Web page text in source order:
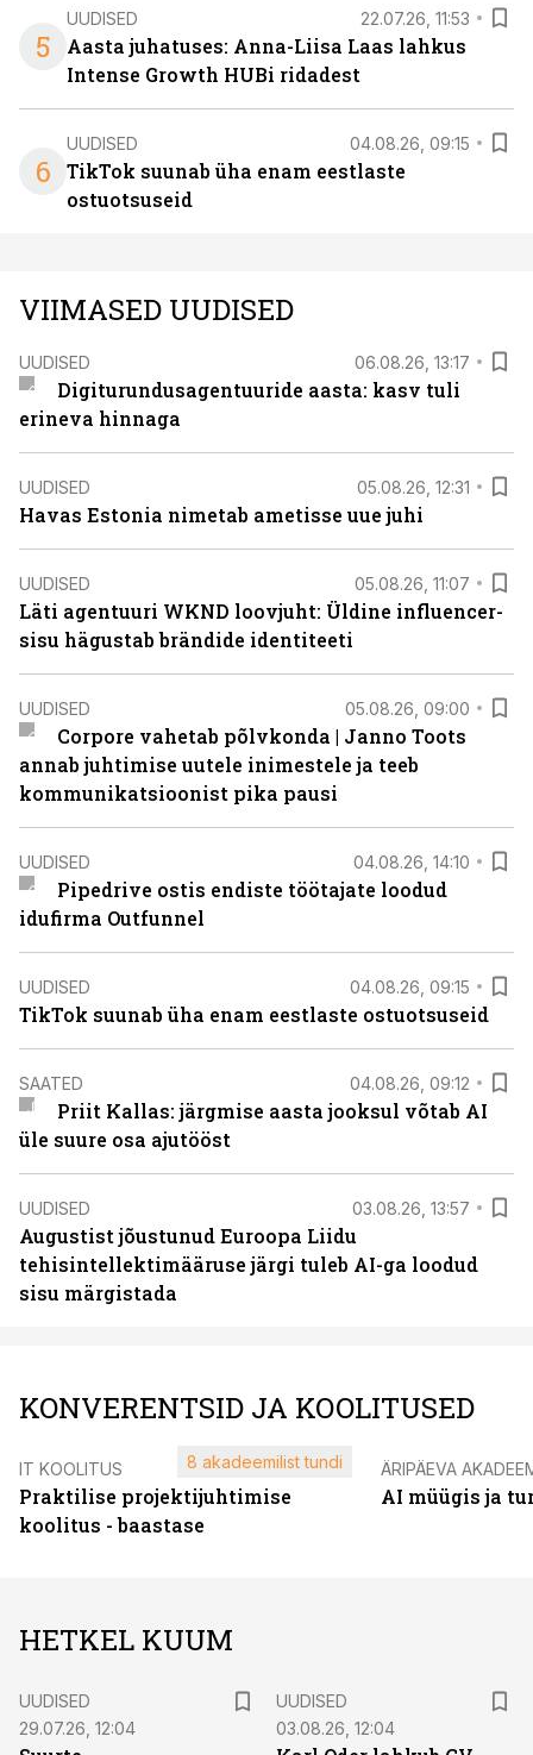
5
UUDISED 22.07.26, 11:53
Aasta juhatuses: Anna-Liisa Laas lahkus
Intense Growth HUBi ridadest
6
UUDISED 04.08.26, 09:15
TikTok suunab üha enam eestlaste
ostuotsuseid
VIIMASED UUDISED
UUDISED 06.08.26, 13:17
Digiturundusagentuuride aasta: kasv tuli
erineva hinnaga
UUDISED 05.08.26, 12:31
Havas Estonia nimetab ametisse uue juhi
UUDISED 05.08.26, 11:07
Läti agentuuri WKND loovjuht: Üldine influencer-
sisu hägustab brändide identiteeti
UUDISED 05.08.26, 09:00
Corpore vahetab põlvkonda | Janno Toots
annab juhtimise uutele inimestele ja teeb
kommunikatsioonist pika pausi
UUDISED 04.08.26, 14:10
Pipedrive ostis endiste töötajate loodud
idufirma Outfunnel
UUDISED 04.08.26, 09:15
TikTok suunab üha enam eestlaste ostuotsuseid
SAATED 04.08.26, 09:12
Priit Kallas: järgmise aasta jooksul võtab AI
üle suure osa ajutööst
UUDISED 03.08.26, 13:57
Augustist jõustunud Euroopa Liidu
tehisintellektimääruse järgi tuleb AI-ga loodud
sisu märgistada
KONVERENTSID JA KOOLITUSED
IT KOOLITUS
Praktilise projektijuhtimise
koolitus - baastase
8 akadeemilist tundi ÄRIPÄEVA
AI müügis ja
HETKEL KUUM
UUDISED
29.07.26, 12:04
UUDISED
03.08.26, 12:04